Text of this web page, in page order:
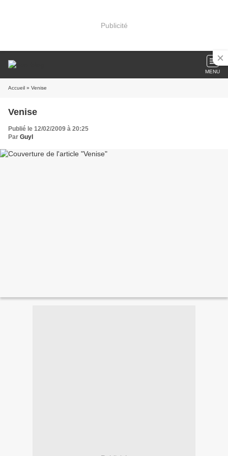
Publicité
MENU
Accueil » Venise
Venise
Publié le 12/02/2009 à 20:25
Par Guyl